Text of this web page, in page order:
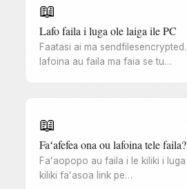
📖
Lafo faila i luga ole laiga ile PC
Faatasi ai ma
lafoina au faila ma faia se tu…
📖
Faʻafefea ona ou lafoina tele faila?
Faʻaopopo au faila i le kiliki i
kiliki faʻasoa link pe…